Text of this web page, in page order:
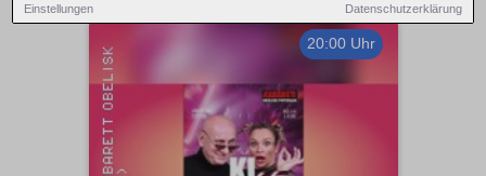
Einstellungen Datenschutzerklärung
20:00 Uhr